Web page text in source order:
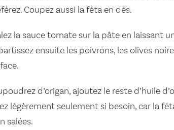
Coupez aussi la féta en dés.
la sauce tomate sur la pâte en laissant
ensuite les poivrons, les olives
d’origan, ajoutez le reste d’huile
légèrement seulement si besoin, car la
salées.